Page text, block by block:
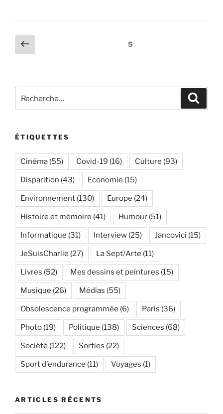
Navigation
des
Page
précédente
Page5
pour
ÉTIQUETTES
Cinéma (55) Covid-19 (16) Culture (93)
Disparition (43) Economie (15)
Environnement (130) Europe (24)
Histoire et mémoire (41) Humour (51)
Informatique (31) Interview (25) Jancovici (15)
JeSuisCharlie (27) La Sept/Arte (11)
Livres (52) Mes dessins et peintures (15)
Musique (26) Médias (55)
Obsolescence programmée (6) Paris (36)
Photo (19) Politique (138) Sciences (68)
Société (122) Sorties (22)
Sport d'endurance (11) Voyages (1)
ARTICLES RÉCENTS